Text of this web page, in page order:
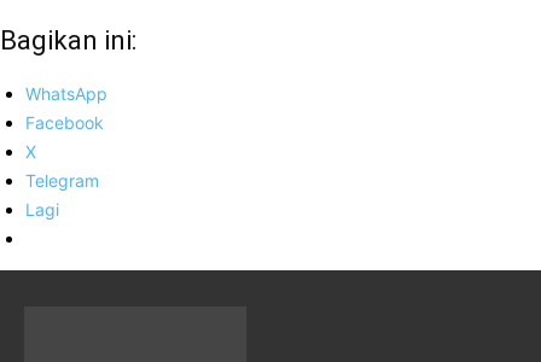
Bagikan ini:
WhatsApp
Facebook
X
Telegram
Lagi